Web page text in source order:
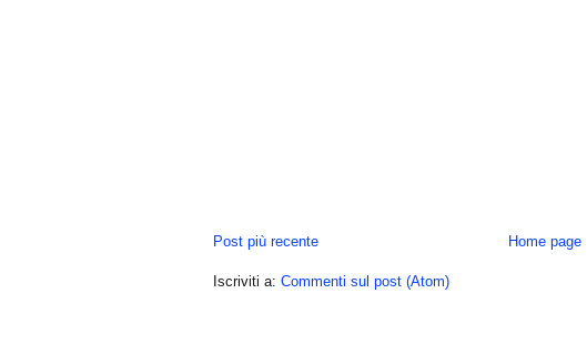
Post più recente Home page
Iscriviti a: Commenti sul post (Atom)